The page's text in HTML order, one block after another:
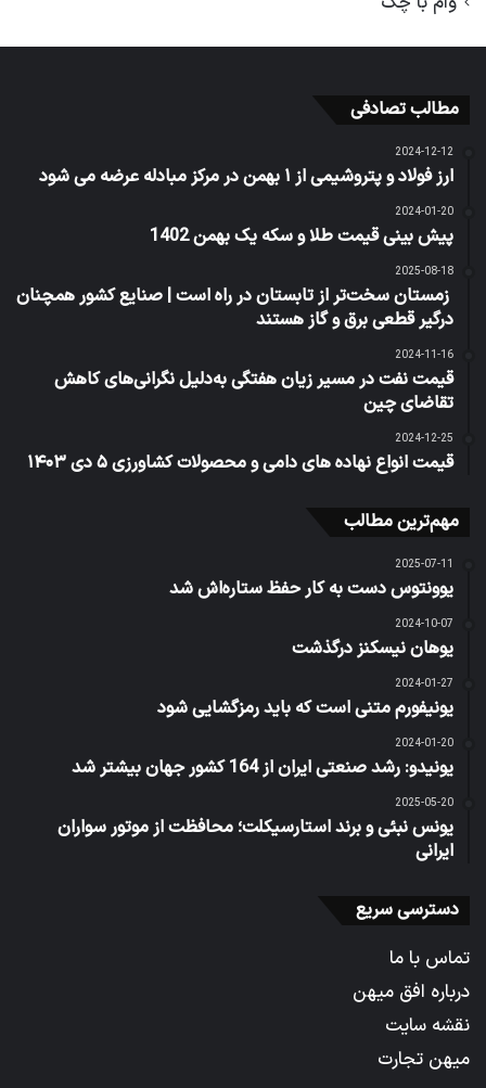
مطالب تصادفی
2024-12-12
ارز فولاد و پتروشیمی از ۱ بهمن در مرکز مبادله عرضه می شود
2024-01-20
پیش‌ بینی قیمت طلا و سکه یک بهمن 1402
2025-08-18
زمستان سخت‌تر از تابستان در راه است | صنایع کشور همچنان
درگیر قطعی برق و گاز هستند
2024-11-16
قیمت نفت در مسیر زیان هفتگی به‌دلیل نگرانی‌های کاهش
تقاضای چین
2024-12-25
قیمت انواع نهاده های دامی و محصولات کشاورزی ۵ دی ۱۴۰۳
مهم‌ترین مطالب
2025-07-11
یوونتوس دست به کار حفظ ستاره‌اش شد
2024-10-07
یوهان نیسکنز درگذشت
2024-01-27
یونیفورم متنی است که باید رمزگشایی شود
2024-01-20
یونیدو: رشد صنعتی ایران از 164 کشور جهان بیشتر شد
2025-05-20
یونس نبئی و برند استارسیکلت؛ محافظت از موتور سواران
ایرانی
دسترسی سریع
تماس با ما
درباره افق میهن
نقشه سایت
میهن تجارت